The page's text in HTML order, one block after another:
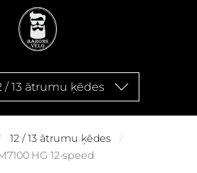
/ 13 ātrumu ķēdes
12 / 13 ātrumu ķēdes
HG 12-speed